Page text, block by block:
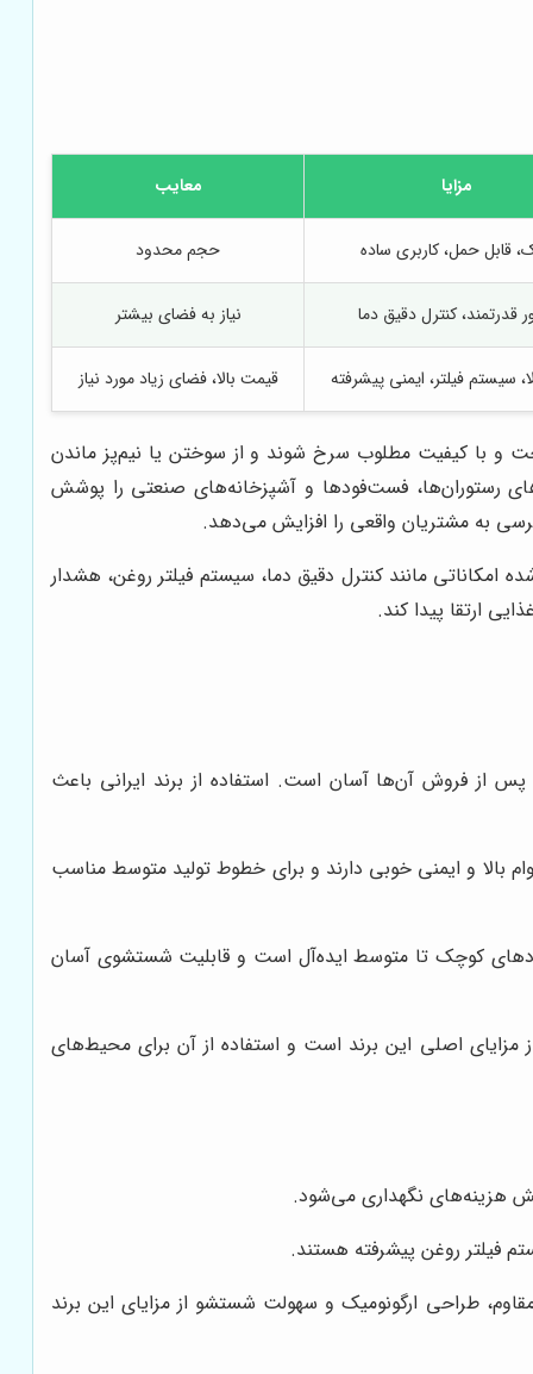
مزایا معایب
قابل حمل، کاربری ساده حجم محدود
قدرتمند، کنترل دقیق دما نیاز به فضای بیشتر
سیستم فیلتر، ایمنی پیشرفته قیمت بالا، فضای زیاد مورد نیاز
و با کیفیت مطلوب سرخ شوند و از سوختن یا نیم‌پز ماندن
رستوران‌ها، فست‌فودها و آشپزخانه‌های صنعتی را پوشش
به مشتریان واقعی را افزایش می‌دهد.
امکاناتی مانند کنترل دقیق دما، سیستم فیلتر روغن، هشدار
ارتقا پیدا کند.
از فروش آن‌ها آسان است. استفاده از برند ایرانی باعث
بالا و ایمنی خوبی دارند و برای خطوط تولید متوسط مناسب
کوچک تا متوسط ایده‌آل است و قابلیت شستشوی آسان
اصلی این برند است و استفاده از آن برای محیط‌های
هزینه‌های نگهداری می‌شود.
فیلتر روغن پیشرفته هستند.
طراحی ارگونومیک و سهولت شستشو از مزایای این برند